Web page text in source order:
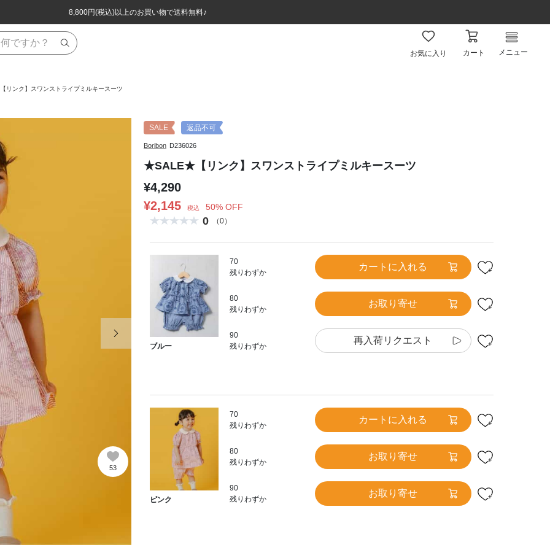
8,800円(税込)以上のお買い物で送料無料♪
ほぼ全品半額！！8/12(水)お昼12:59まで！！
8,800円(税込)以上のお買い物で送料無料♪
ほぼ全品半額！！8/12(水)お昼12:59まで！！
お気に入り カート メニュー
ンク】スワンストライプミルキースーツ
53
SALE 返品不可
Boribon D236026
★SALE★【リンク】スワンストライプミルキースーツ
¥4,290
¥2,145
税込 50% OFF
0 （0）
ブルー
70
残りわずか
カートに入れる
80
残りわずか
お取り寄せ
90
残りわずか
再入荷リクエスト
ピンク
70
残りわずか
カートに入れる
80
残りわずか
お取り寄せ
90
残りわずか
お取り寄せ